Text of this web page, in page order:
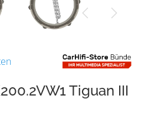
Tiguan III